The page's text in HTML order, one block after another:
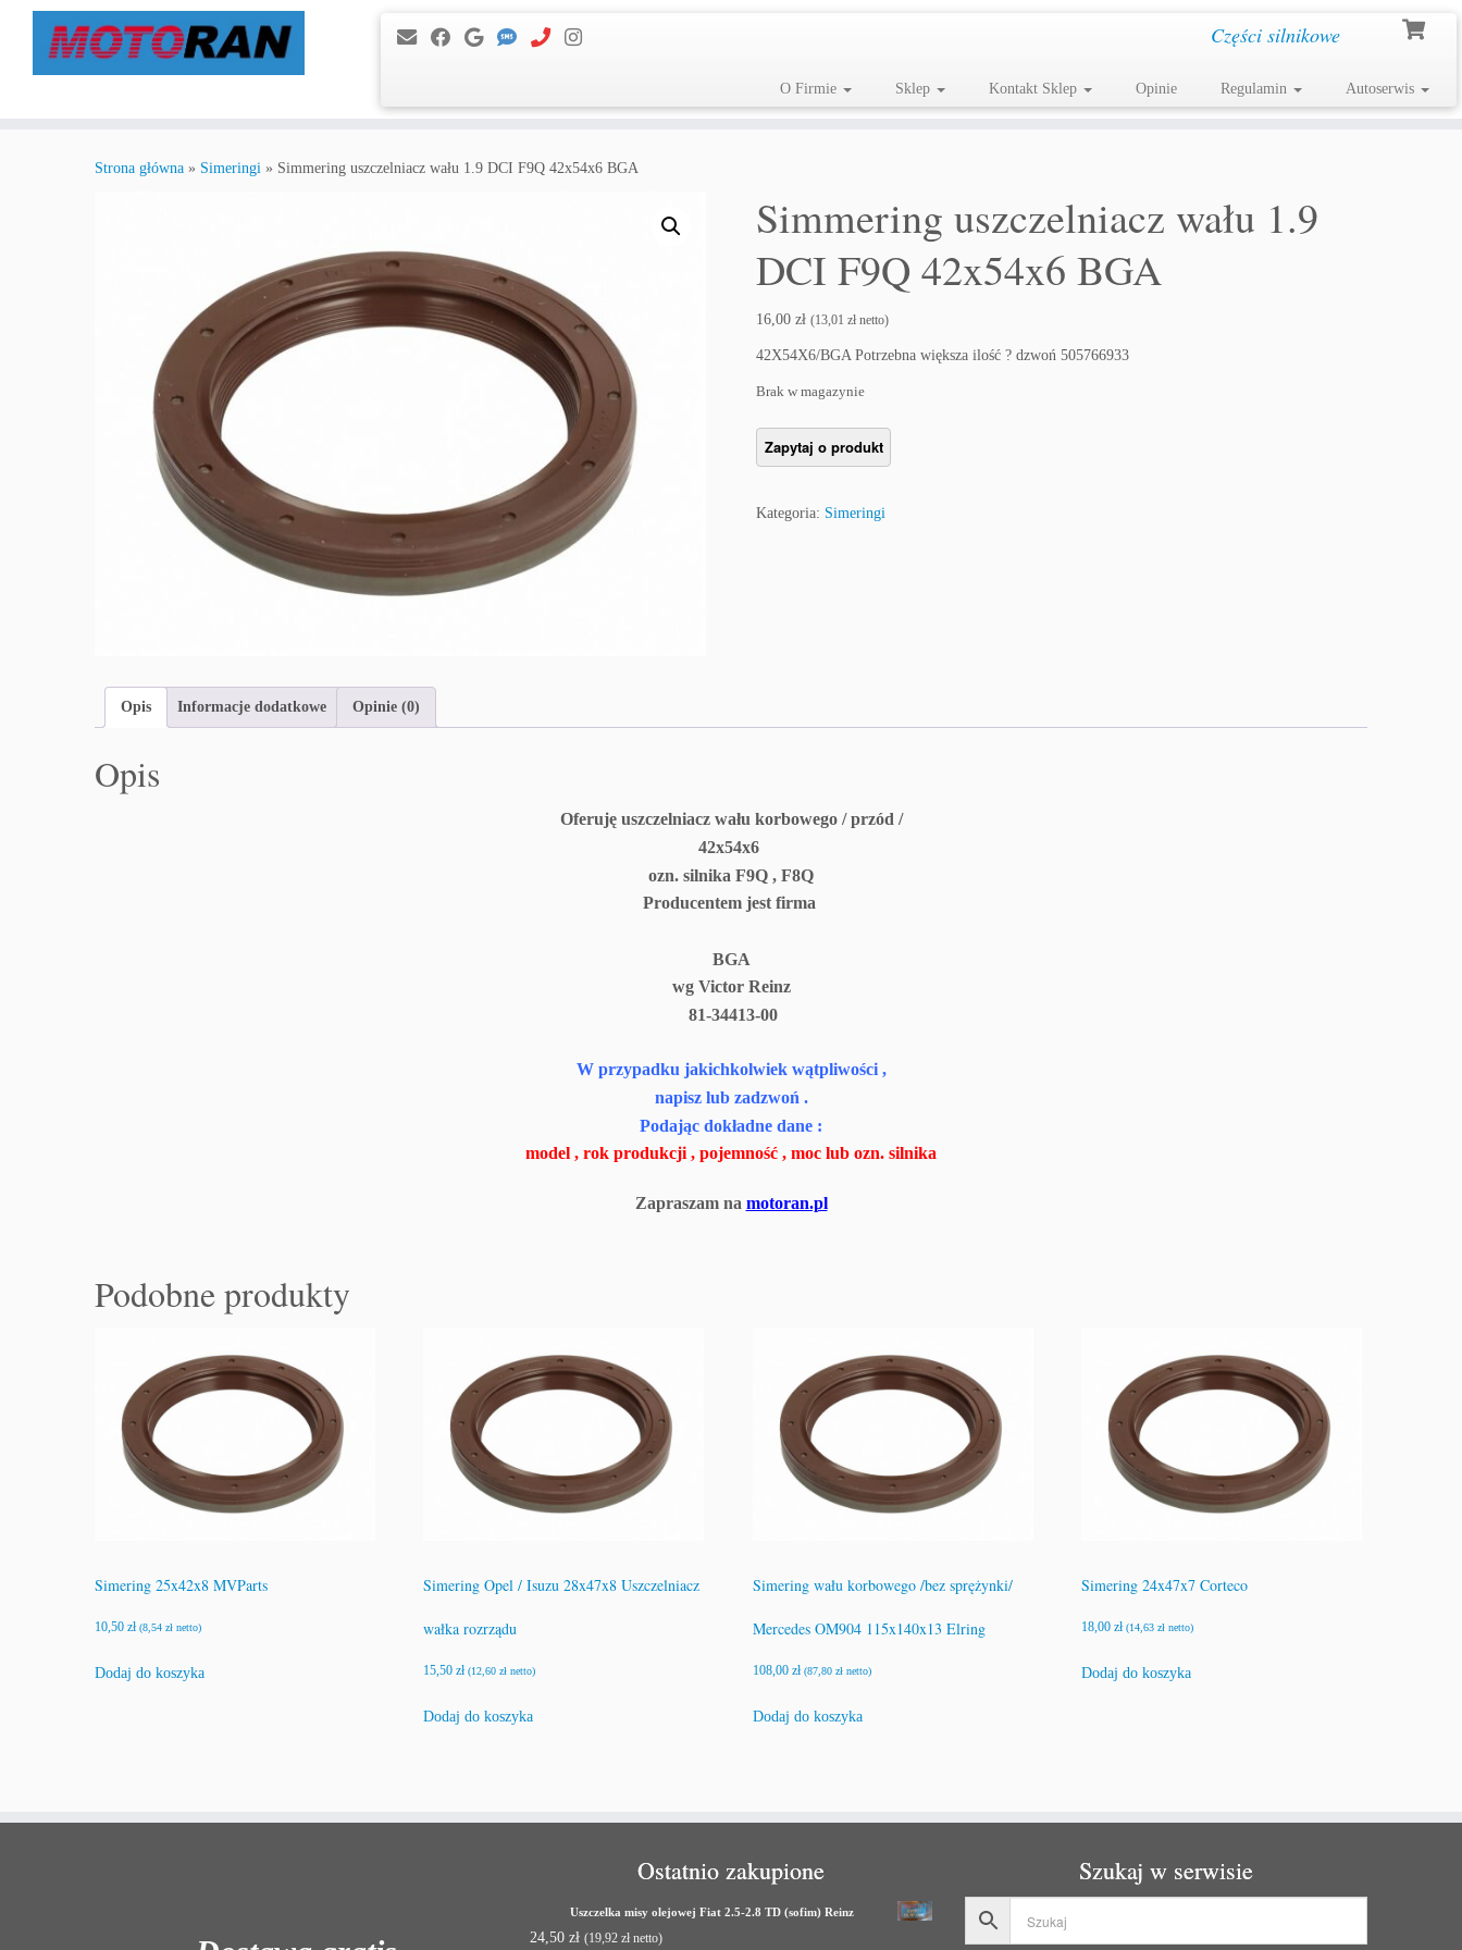
Części silnikowe
O Firmie Sklep Kontakt Sklep Opinie Regulamin Autoserwis
Strona główna » Simeringi » Simmering uszczelniacz wału 1.9 DCI F9Q 42x54x6 BGA
Simmering uszczelniacz wału 1.9
DCI F9Q 42x54x6 BGA
16,00zł (13,01zł netto)
42X54X6/BGA Potrzebna większa ilość ? dzwoń 505766933
Brak w magazynie
Kategoria: Simeringi
Opis Informacje dodatkowe Opinie (0)
Opis
Oferuję uszczelniacz wału korbowego / przód /
42x54x6
ozn. silnika F9Q , F8Q
Producentem jest firma
BGA
wg Victor Reinz
81-34413-00
W przypadku jakichkolwiek wątpliwości ,
napisz lub zadzwoń .
Podając dokładne dane :
model , rok produkcji , pojemność , moc lub ozn. silnika
Zapraszam na motoran.pl
Podobne produkty
Simering 25x42x8 MVParts
10,50 zł (8,54 zł netto)
Dodaj do koszyka
Simering Opel / Isuzu 28x47x8 Uszczelniacz
wałka rozrządu
15,50zł (12,60zł netto)
Dodaj do koszyka
Simering wału korbowego /bez sprężynki/
Mercedes OM904 115x140x13 Elring
108,00 zł (87,80 złnetto)
Dodaj do koszyka
Simering 24x47x7 Corteco
18,00zł (14,63zł netto)
Dodaj do koszyka
Ostatnio zakupione
Uszczelka misy olejowej Fiat 2.5-2.8 TD (sofim) Reinz
24,50 zł (19,92 zł netto)
Szukaj w serwisie